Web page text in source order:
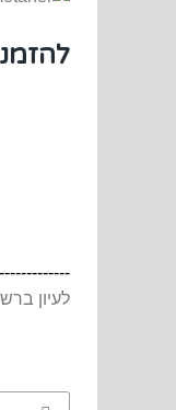
לעיון